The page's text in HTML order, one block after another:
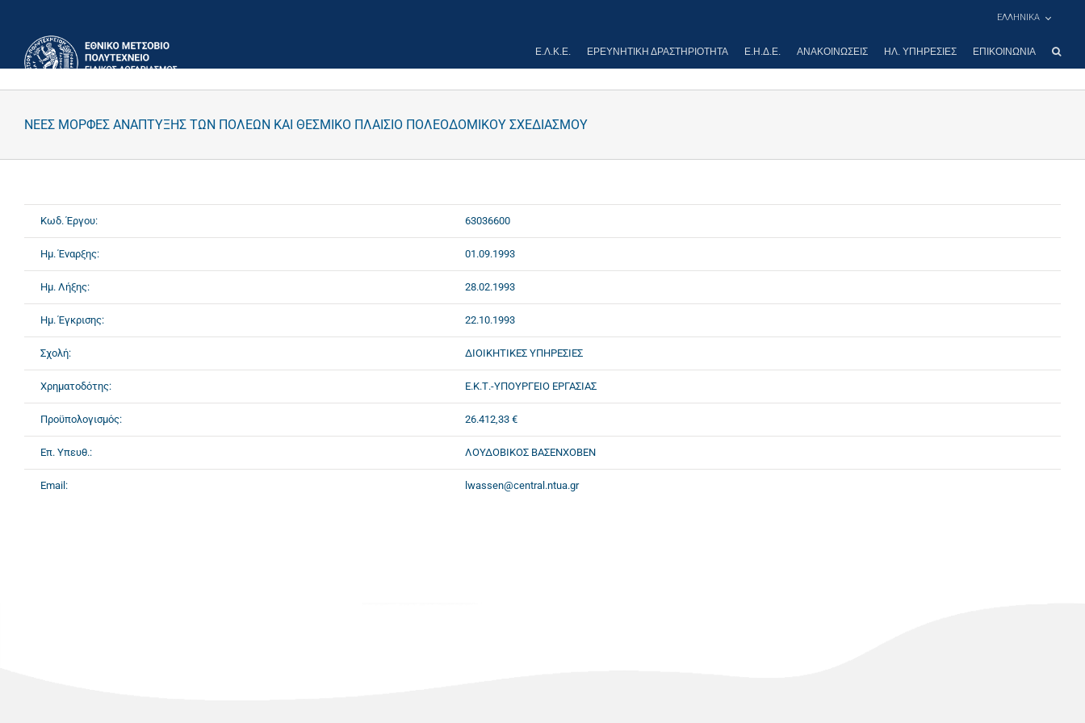
περιεχόμενο
ΕΛΛΗΝΙΚΑ
Ε.Λ.Κ.Ε. ΕΡΕΥΝΗΤΙΚΉ ΔΡΑΣΤΗΡΙΌΤΗΤΑ Ε.Η.Δ.Ε. ΑΝΑΚΟΙΝΏΣΕΙΣ ΗΛ. ΥΠΗΡΕΣΊΕΣ ΕΠΙΚΟΙΝΩΝΊΑ
ΝΕΕΣ ΜΟΡΦΕΣ ΑΝΑΠΤΥΞΗΣ ΤΩΝ ΠΟΛΕΩΝ ΚΑΙ ΘΕΣΜΙΚΟ ΠΛΑΙΣΙΟ ΠΟΛΕΟΔΟΜΙΚΟΥ ΣΧΕΔΙΑΣΜΟΥ
Κωδ. Έργου: 63036600
Ημ. Έναρξης: 01.09.1993
Ημ. Λήξης: 28.02.1993
Ημ. Έγκρισης: 22.10.1993
Σχολή: ΔΙΟΙΚΗΤΙΚΕΣ ΥΠΗΡΕΣΙΕΣ
Χρηματοδότης: Ε.Κ.Τ.-ΥΠΟΥΡΓΕΙΟ ΕΡΓΑΣΙΑΣ
Προϋπολογισμός: 26.412,33 €
Επ. Υπευθ.: ΛΟΥΔΟΒΙΚΟΣ ΒΑΣΕΝΧΟΒΕΝ
Email: lwassen@central.ntua.gr